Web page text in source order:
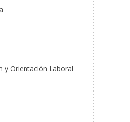
y Orientación Laboral